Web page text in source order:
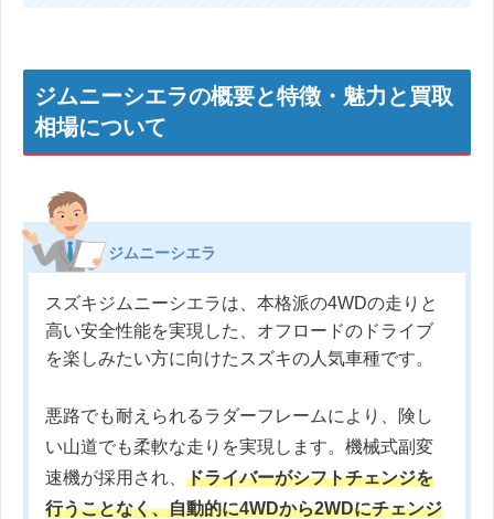
ジムニーシエラの概要と特徴・魅力と買取
相場について
ジムニーシエラ
スズキジムニーシエラは、本格派の4WDの走りと
高い安全性能を実現した、オフロードのドライブ
を楽しみたい方に向けたスズキの人気車種です。
悪路でも耐えられるラダーフレームにより、険し
い山道でも柔軟な走りを実現します。機械式副変
速機が採用され、 ドライバーがシフトチェンジを
行うことなく、自動的に4WDから2WDにチェンジ